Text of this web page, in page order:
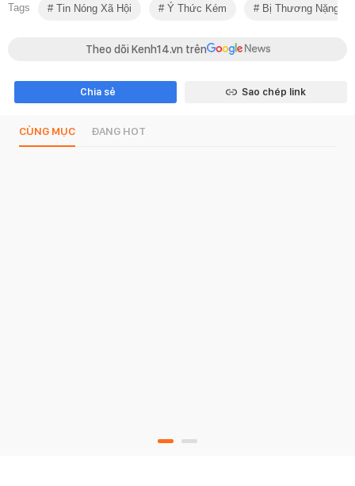
Tags Tin Nóng Xã Hội Ý Thức Kém Bị Thương Nặng
Theo dõi Kenh14.vn trên
Chia sẻ Sao chép link
CÙNG MỤC ĐANG HOT